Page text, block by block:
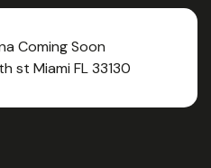
Coming Soon
st Miami FL 33130